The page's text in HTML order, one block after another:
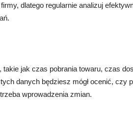
dlatego regularnie analizuj
jak czas pobrania towaru, czas
danych będziesz mógł ocenić, czy
wprowadzenia zmian.